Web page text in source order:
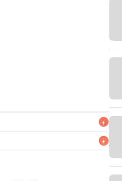
+
さい。 +
目安に加え、お好みの風味